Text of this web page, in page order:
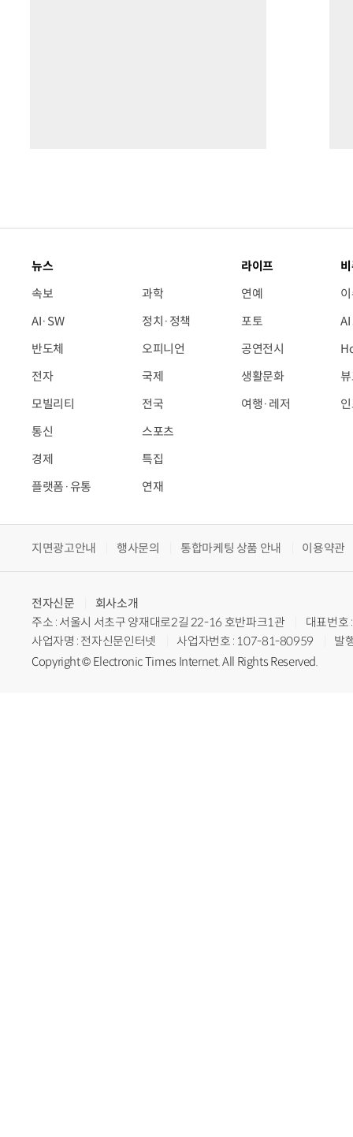
뉴스
속보
AI·SW
반도체
전자
모빌리티
통신
경제
플랫폼·유통
과학
정치·정책
오피니언
국제
전국
스포츠
특집
연재
라이프
연예
포토
공연전시
생활문화
여행·레저
지면광고안내 행사문의 통합마케팅 상품 안내 이용약관
전자신문
회사소개
주소 : 서울시 서초구 양재대로2길 22-16 호반파크1관
대표번
사업자명 : 전자신문인터넷
사업자번호 : 107-81-80959
발
Copyright © Electronic Times Internet. All Rights Reserved.